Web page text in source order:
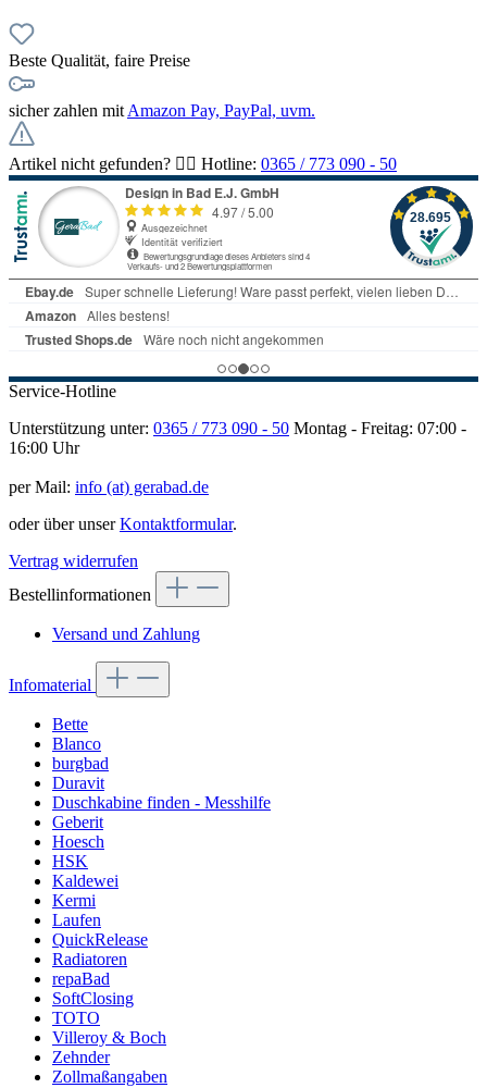
Beste Qualität, faire Preise
sicher zahlen mit Amazon Pay, PayPal, uvm.
Artikel nicht gefunden? 👉🏻 Hotline: 0365 / 773 090 - 50
Service-Hotline
Unterstützung unter: 0365 / 773 090 - 50 Montag - Freitag: 07:00 -
16:00 Uhr
per Mail: info (at) gerabad.de
oder über unserKontaktformular.
Vertrag widerrufen
Bestellinformationen
Versand und Zahlung
Infomaterial
Bette
Blanco
burgbad
Duravit
Duschkabine finden - Messhilfe
Geberit
Hoesch
HSK
Kaldewei
Kermi
Laufen
QuickRelease
Radiatoren
repaBad
SoftClosing
TOTO
Villeroy & Boch
Zehnder
Zollmaßangaben